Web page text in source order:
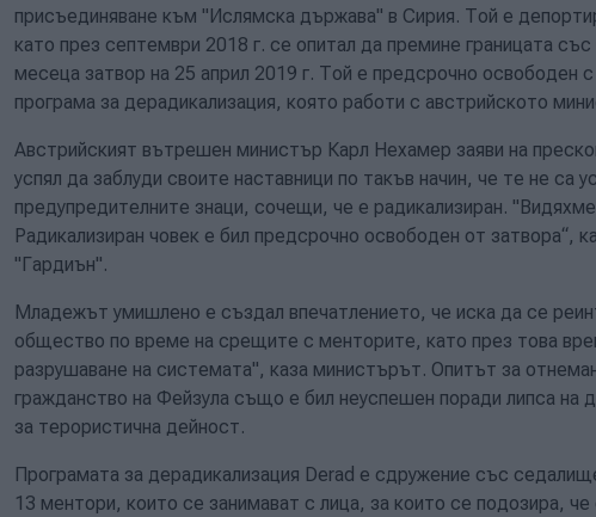
присъединяване към "Ислямска държава" в Сирия. Той е
като през септември 2018 г. се опитал да премине границата
месеца затвор на 25 април 2019 г. Той е предсрочно освободен
програма за дерадикализация, която работи с австрийското
Австрийският вътрешен министър Карл Нехамер заяви на
успял да заблуди своите наставници по такъв начин, че те не са
предупредителните знаци, сочещи, че е радикализиран.
Радикализиран човек е бил предсрочно освободен от затвора“,
"Гардиън".
Младежът умишлено е създал впечатлението, че иска да се
общество по време на срещите с менторите, като през това
разрушаване на системата", каза министърът. Опитът за
гражданство на Фейзула също е бил неуспешен поради липса на
за терористична дейност.
Програмата за дерадикализация Derad е сдружение със
13 ментори, които се занимават с лица, за които се подозира, че